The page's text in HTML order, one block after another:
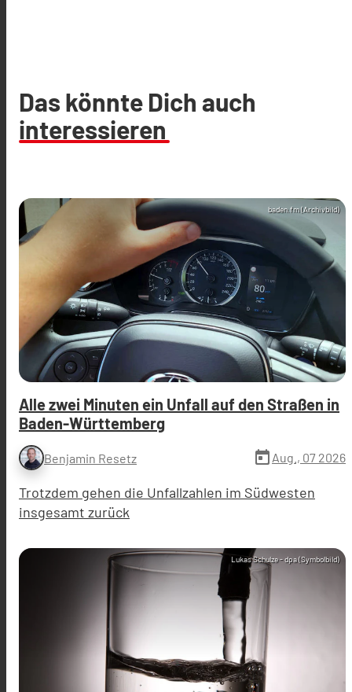
Das könnte Dich auch
interessieren
baden.fm (Archivbild)
Alle zwei Minuten ein Unfall auf den Straßen in
Baden-Württemberg
Benjamin Resetz today Aug., 07 2026
Trotzdem gehen die Unfallzahlen im Südwesten
insgesamt zurück
Lukas Schulze - dpa (Symbolbild)